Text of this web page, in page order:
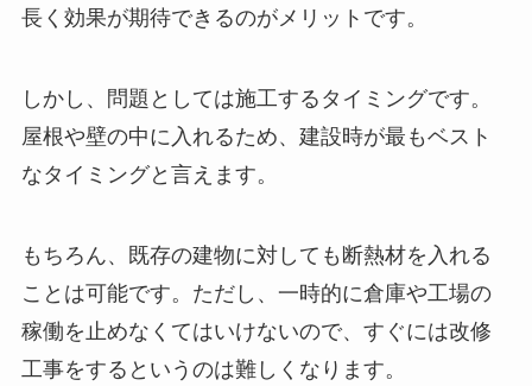
長く効果が期待できるのがメリットです。
しかし、問題としては施工するタイミングです。
屋根や壁の中に入れるため、建設時が最もベスト
なタイミングと言えます。
もちろん、既存の建物に対しても断熱材を入れる
ことは可能です。ただし、一時的に倉庫や工場の
稼働を止めなくてはいけないので、すぐには改修
工事をするというのは難しくなります。